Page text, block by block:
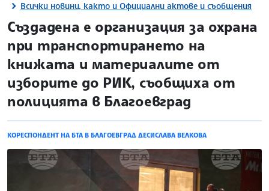
Всички новини, както и Официални актове и съобщения
site.bta
Създадена е организация за охрана
при транспортирането на
книжата и материалите от
изборите до РИК, съобщиха от
полицията в Благоевград
КОРЕСПОНДЕНТ НА БТА В БЛАГОЕВГРАД ДЕСИСЛАВА ВЕЛКОВА